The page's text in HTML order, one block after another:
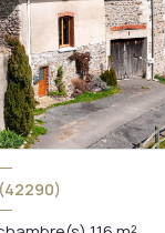
(42290)